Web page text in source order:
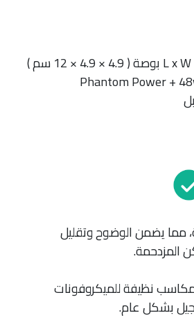
مما يضمن الوضوح وتقليل
المزدحمة.
مكاسب نظيفة للميكروفونات
بشكل عام.